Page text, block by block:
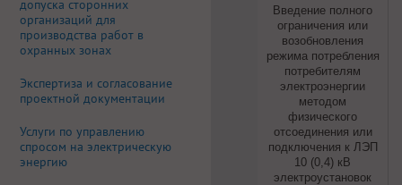
Введение полного
ограничения или
возобновления
режима потребления
потребителям
электроэнергии
методом
физического
отсоединения или
подключения к ЛЭП
10 (0,4) кВ
электроустановок
допуска сторонних
организаций для
производства работ в
охранных зонах
Экспертиза и согласование
проектной документации
Услуги по управлению
спросом на электрическую
энергию